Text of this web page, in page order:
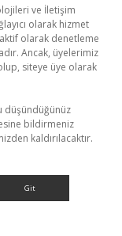
ve İletişim
olarak hizmet
olarak denetleme
Ancak, üyelerimiz
siteye üye olarak
düşündüğünüz
bildirmeniz
kaldırılacaktır.